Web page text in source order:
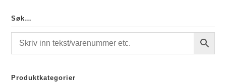
Søk…
Produktkategorier